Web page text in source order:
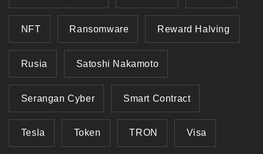
NFT Ransomware Reward Halving
Rusia Satoshi Nakamoto
Serangan Cyber Smart Contract
Tesla Token TRON Visa